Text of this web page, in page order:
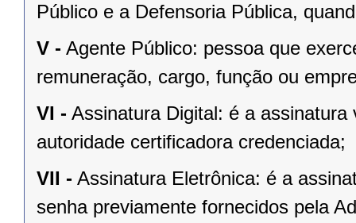
Público e a Defensoria Pública,
V - Agente Público: pessoa que
remuneração, cargo, função ou
VI - Assinatura Digital: é a
autoridade certificadora credenciada;
VII - Assinatura Eletrônica: é a
senha previamente fornecidos pela